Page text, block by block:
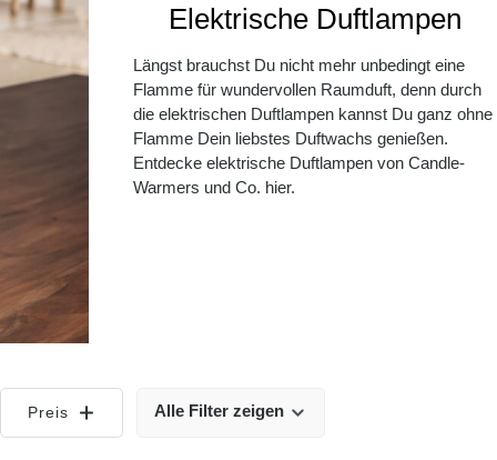
Elektrische Duftlampen
Längst brauchst Du nicht mehr unbedingt eine
Flamme für wundervollen Raumduft, denn durch
die elektrischen Duftlampen kannst Du ganz ohne
Flamme Dein liebstes Duftwachs genießen.
Entdecke elektrische Duftlampen von Candle-
Warmers und Co. hier.
Preis Alle Filter zeigen